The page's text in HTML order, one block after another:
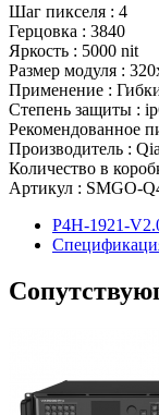
Шаг пикселя : 4
Герцовка : 3840
Яркость : 5000 nit
Размер модуля :
Применение :
Степень защиты :
Рекомендованное
Производитель :
Количество в
Артикул : SMGO-
P4H-1921-